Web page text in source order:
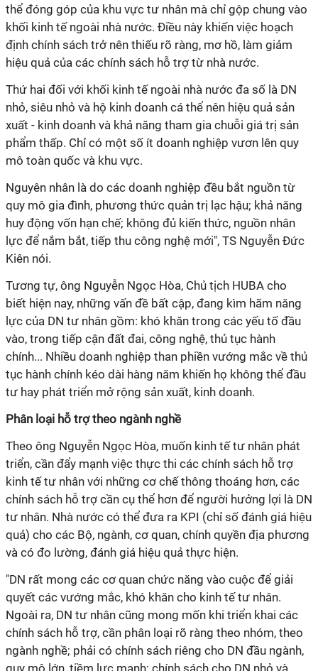
thể đóng góp của khu vực tư nhân mà chỉ gộp chung vào
khối kinh tế ngoài nhà nước. Điều này khiến việc hoạch
định chính sách trở nên thiếu rõ ràng, mơ hồ, làm giảm
hiệu quả của các chính sách hỗ trợ từ nhà nước.
Thứ hai đối với khối kinh tế ngoài nhà nước đa số là DN
nhỏ, siêu nhỏ và hộ kinh doanh cá thể nên hiệu quả sản
xuất - kinh doanh và khả năng tham gia chuỗi giá trị sản
phẩm thấp. Chỉ có một số ít doanh nghiệp vươn lên quy
mô toàn quốc và khu vực.
Nguyên nhân là do các doanh nghiệp đều bắt nguồn từ
quy mô gia đình, phương thức quản trị lạc hậu; khả năng
huy động vốn hạn chế; không đủ kiến thức, nguồn nhân
lực để nắm bắt, tiếp thu công nghệ mới", TS Nguyễn Đức
Kiên nói.
Tương tự, ông Nguyễn Ngọc Hòa, Chủ tịch HUBA cho
biết hiện nay, những vấn đề bất cập, đang kìm hãm năng
lực của DN tư nhân gồm: khó khăn trong các yếu tố đầu
vào, trong tiếp cận đất đai, công nghệ, thủ tục hành
chính... Nhiều doanh nghiệp than phiền vướng mắc về thủ
tục hành chính kéo dài hàng năm khiến họ không thể đầu
tư hay phát triển mở rộng sản xuất, kinh doanh.
Phân loại hỗ trợ theo ngành nghề
Theo ông Nguyễn Ngọc Hòa, muốn kinh tế tư nhân phát
triển, cần đẩy mạnh việc thực thi các chính sách hỗ trợ
kinh tế tư nhân với những cơ chế thông thoáng hơn, các
chính sách hỗ trợ cần cụ thể hơn để người hưởng lợi là DN
tư nhân. Nhà nước có thể đưa ra KPI (chỉ số đánh giá hiệu
quả) cho các Bộ, ngành, cơ quan, chính quyền địa phương
và có đo lường, đánh giá hiệu quả thực hiện.
"DN rất mong các cơ quan chức năng vào cuộc để giải
quyết các vướng mắc, khó khăn cho kinh tế tư nhân.
Ngoài ra, DN tư nhân cũng mong mốn khi triển khai các
chính sách hỗ trợ, cần phân loại rõ ràng theo nhóm, theo
ngành nghề; phải có chính sách riêng cho DN đầu ngành,
quy mô lớn, tiềm lực mạnh; chính sách cho DN nhỏ và